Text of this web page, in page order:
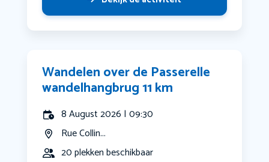
Wandelen over de Passerelle
wandelhangbrug 11 km
8 August 2026 | 09:30
Rue Collin...
20 plekken beschikbaar